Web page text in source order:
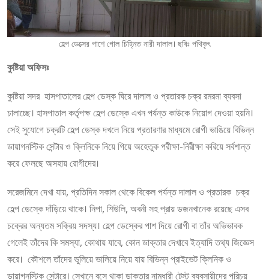
হেল্প ডেক্সের পাশে গোল চিহ্নিত নারী দালাল। ছবিঃ পথিকৃৎ
কুষ্টিয়া অফিসঃ
কুষ্টিয়া সদর হাসপাতালের হেল্প ডেস্ক ঘিরে দালাল ও প্রতারক চক্র রমরমা ব্যবসা
চালাচ্ছে। হাসপাতাল কর্তৃপক্ষ হেল্প ডেস্কে এখন পর্যন্ত কাউকে নিয়োগ দেওয়া হয়নি।
সেই সুযোগে চক্রটি হেল্প ডেস্ক দখলে নিয়ে প্রতারণার মাধ্যমে রোগী ভাঙিয়ে বিভিন্ন
ডায়াগনস্টিক সেন্টার ও ক্লিনিকে নিয়ে গিয়ে অহেতুক পরীক্ষা-নিরীক্ষা করিয়ে সর্বশান্ত
করে ফেলছে অসহায় রোগীদের।
সরেজমিনে দেখা যায়, প্রতিদিন সকাল থেকে বিকেল পর্যন্ত দালাল ও প্রতারক চক্র
হেল্প ডেস্কে দাঁড়িয়ে থাকে। নিপা, শিউলি, অবনী সহ প্রায় ডজনখানেক রয়েছে এসব
চক্রের অন্যতম সক্রিয় সদস্য। হেল্প ডেস্কের পাশ দিয়ে রোগী বা তাঁর অভিভাবক
গেলেই তাঁদের কি সমস্যা, কোথায় যাবে, কোন ডাক্তার দেখাবে ইত্যাদি তথ্য জিজ্ঞেস
করে। কৌশলে তাঁদের ভুলিয়ে ভালিয়ে নিয়ে যায় বিভিন্ন প্রাইভেট ক্লিনিক ও
ডায়াগনস্টিক সেন্টারে। সেখানে বসে থাকা ডাক্তার নামধারী টেস্ট ব্যবসায়ীদের পরিচয়